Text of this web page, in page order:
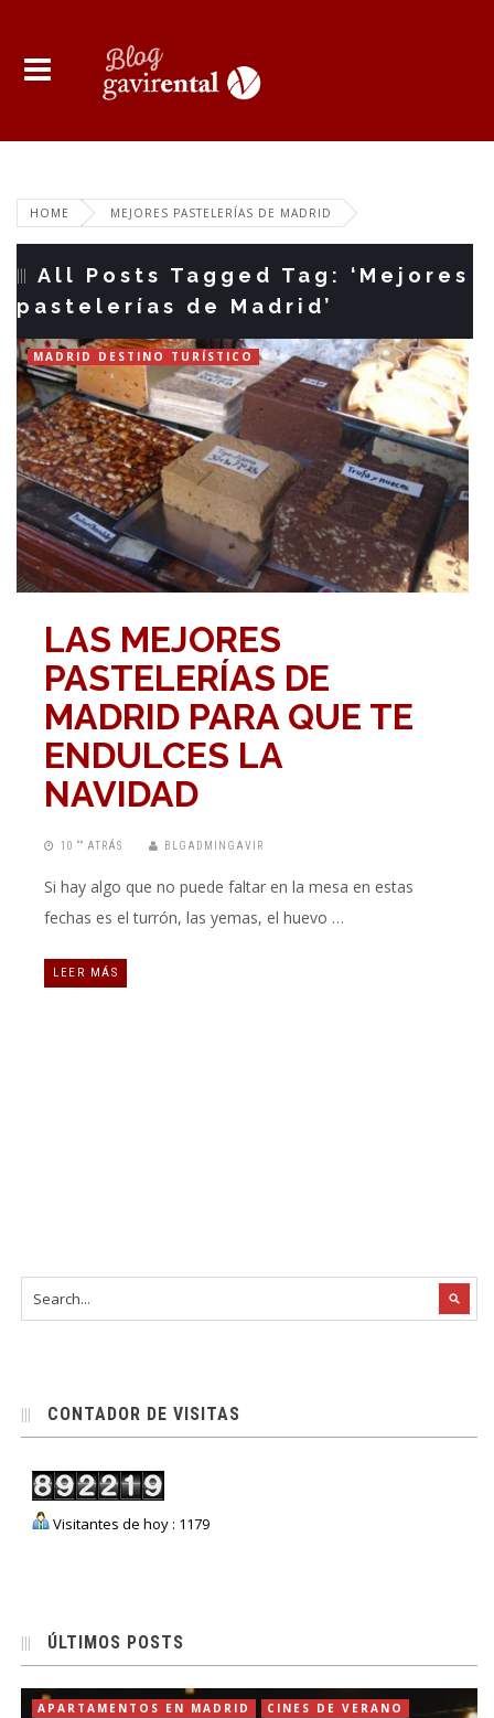
HOME MEJORES PASTELERÍAS DE MADRID
All Posts Tagged Tag: ‘Mejores
pastelerías de Madrid’
MADRID DESTINO TURÍSTICO
LAS MEJORES
PASTELERÍAS DE
MADRID PARA QUE TE
ENDULCES LA
NAVIDAD
10 “” ATRÁS BLGADMINGAVIR
Si hay algo que no puede faltar en la mesa en estas
fechas es el turrón, las yemas, el huevo …
LEER MÁS
CONTADOR DE VISITAS
Visitantes de hoy : 1179
ÚLTIMOS POSTS
APARTAMENTOS EN MADRID CINES DE VERANO